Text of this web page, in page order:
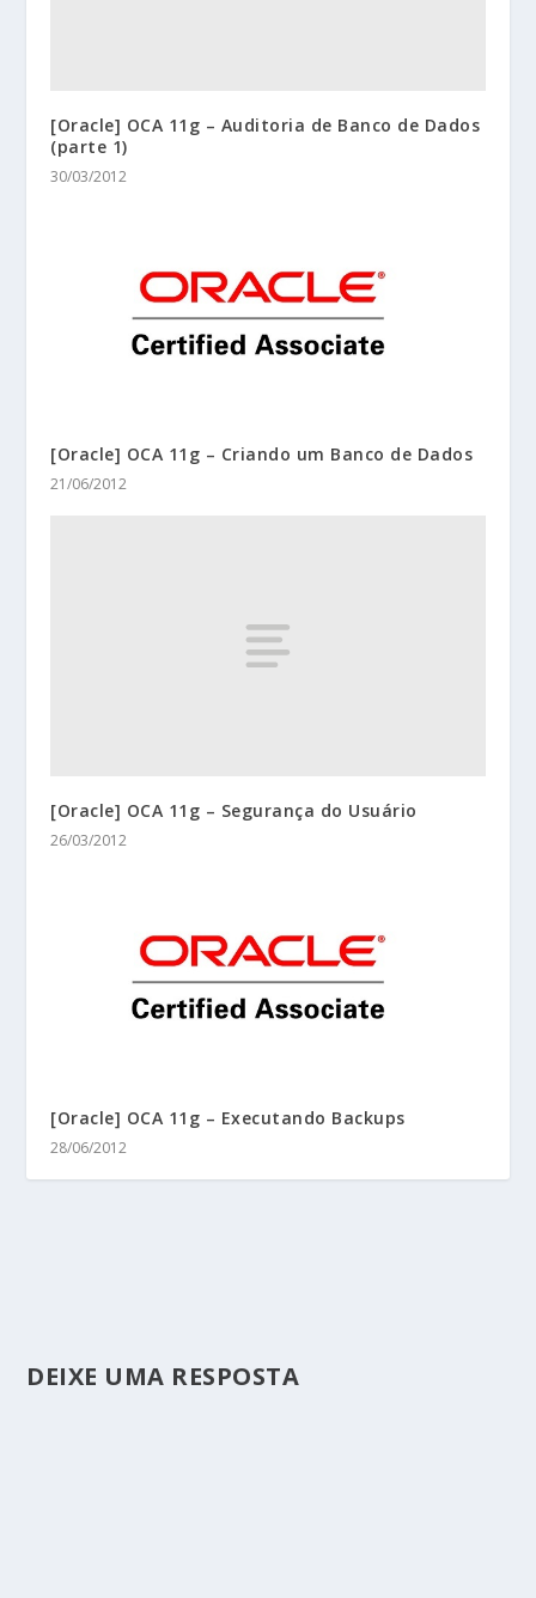
[Oracle] OCA 11g – Auditoria de Banco de Dados
(parte 1)
30/03/2012
[Oracle] OCA 11g – Criando um Banco de Dados
21/06/2012
[Oracle] OCA 11g – Segurança do Usuário
26/03/2012
[Oracle] OCA 11g – Executando Backups
28/06/2012
DEIXE UMA RESPOSTA